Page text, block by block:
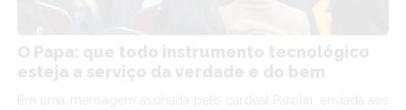
O Papa: que todo instrumento tecnológico
esteja a serviço da verdade e do bem
Em uma mensagem assinada pelo cardeal Parolin, enviada aos